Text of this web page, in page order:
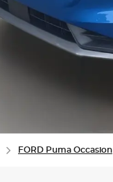
FORD Puma Occasion